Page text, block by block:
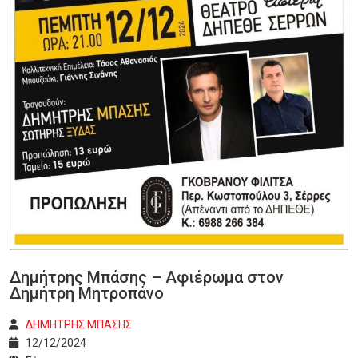
Δημήτρης Μπάσης – Αφιέρωμα στον
Δημήτρη Μητροπάνο
ΔΗΜΗΤΡΗΣ ΜΠΑΣΗΣ
12/12/2024